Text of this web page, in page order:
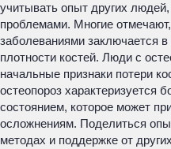
учитывать опыт других
проблемами. Многие
заболеваниями заключается
плотности костей. Люди с
начальные признаки потери
остеопороз характеризуется
состоянием, которое может
осложнениям. Поделиться
методах и поддержке от